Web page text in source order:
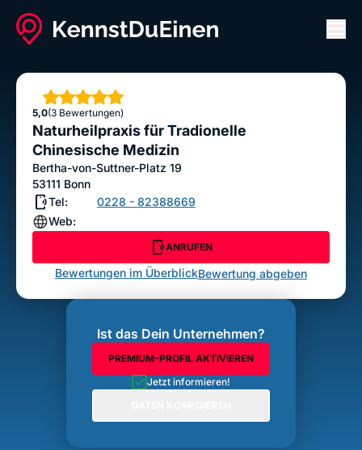
Naturheilpraxis für Tradionelle Chinesische
Medizin
Bewertung abgeben
5,0
Sterne
(3 Bewertungen)
Naturheilpraxis für Tradionelle
Chinesische Medizin
Bertha-von-Suttner-Platz 19
53111 Bonn
Tel:
0228 - 82388669
Web:
ANRUFEN
Bewertungen im ÜberblickBewertung abgeben
Ist das Dein Unternehmen?
PREMIUM-PROFIL AKTIVIEREN
Jetzt informieren!